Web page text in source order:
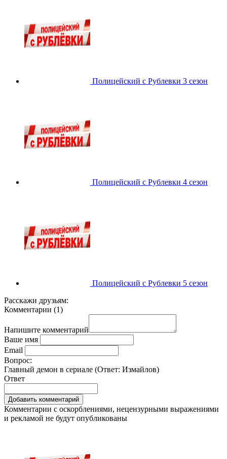
Полицейский с Рублевки 3 сезон
Полицейский с Рублевки 4 сезон
Полицейский с Рублевки 5 сезон
Расскажи друзьям:
Комментарии (1)
Напишите комментарий
Ваше имя
Email
Вопрос:
Главный демон в сериале (Ответ: Измайлов)
Ответ
Комментарии с оскорблениями, нецензурными выражениями
и рекламой не будут опубликованы